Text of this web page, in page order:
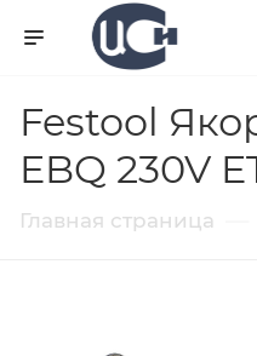
Festool
EBQ 230V
Главная страница